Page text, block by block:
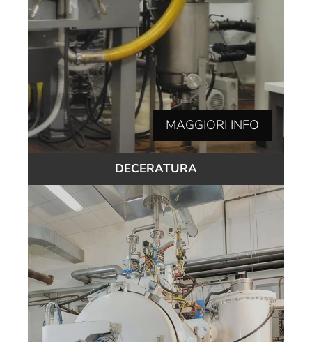
MAGGIORI INFO
DECERATURA